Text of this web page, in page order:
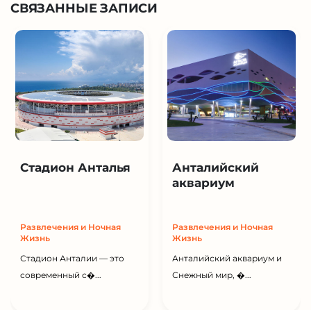
СВЯЗАННЫЕ ЗАПИСИ
Стадион Анталья
Развлечения и Ночная
Жизнь
Стадион Анталии — это
современный с�...
Анталийский
аквариум
Развлечения и Ночная
Жизнь
Анталийский аквариум и
Снежный мир, �...